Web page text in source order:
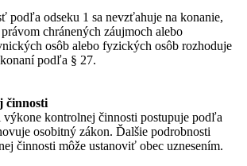
podľa odseku 1 sa nevzťahuje na konanie,
chránených záujmoch alebo
osôb alebo fyzických osôb rozhoduje
podľa § 27.
činnosti
kontrolnej činnosti postupuje podľa
osobitný zákon. Ďalšie podrobnosti
činnosti môže ustanoviť obec uznesením.